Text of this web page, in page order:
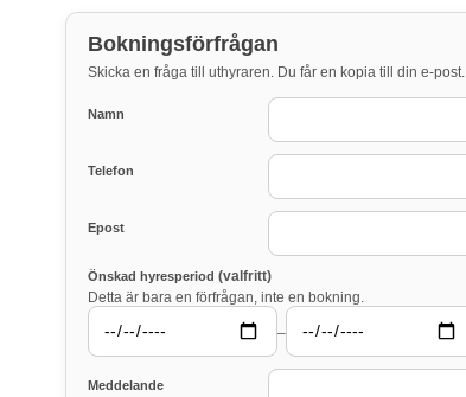
Bokningsförfrågan
Skicka en fråga till uthyraren. Du får en kopia till din e-post.
Namn
Telefon
Epost
Önskad hyresperiod (valfritt)
Detta är bara en förfrågan, inte en bokning.
–
Meddelande